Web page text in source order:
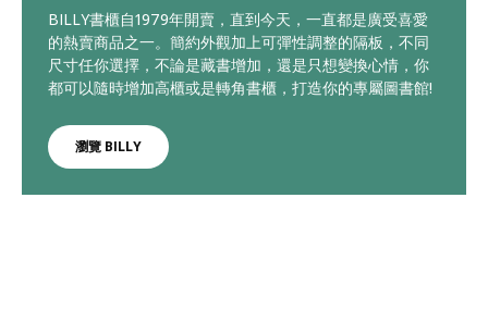
BILLY書櫃自1979年開賣，直到今天，一直都是廣受喜愛
的熱賣商品之一。簡約外觀加上可彈性調整的隔板，不同
尺寸任你選擇，不論是藏書增加，還是只想變換心情，你
都可以隨時增加高櫃或是轉角書櫃，打造你的專屬圖書館!
瀏覽 BILLY